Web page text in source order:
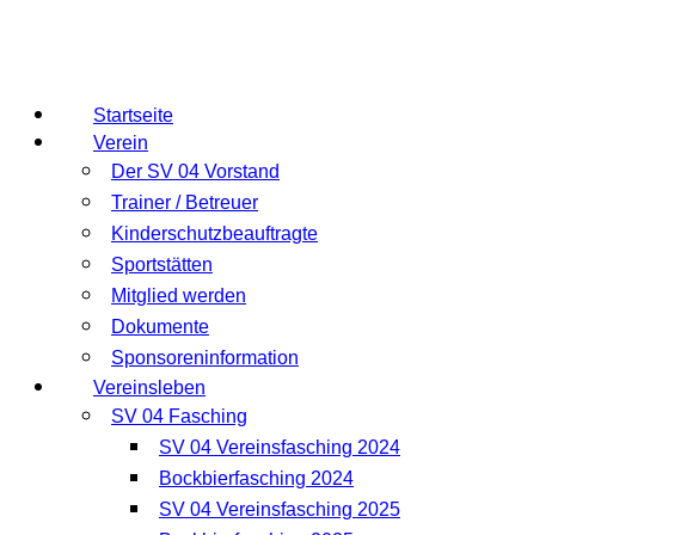
Startseite
Verein
Der SV 04 Vorstand
Trainer / Betreuer
Kinderschutzbeauftragte
Sportstätten
Mitglied werden
Dokumente
Sponsoreninformation
Vereinsleben
SV 04 Fasching
SV 04 Vereinsfasching 2024
Bockbierfasching 2024
SV 04 Vereinsfasching 2025